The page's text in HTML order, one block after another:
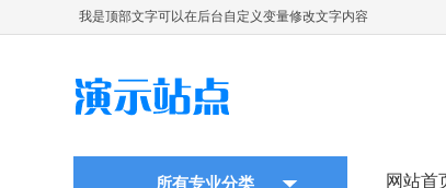
我是顶部文字可以在后台自定义变量修改文字内容
所有专业分类 网站首